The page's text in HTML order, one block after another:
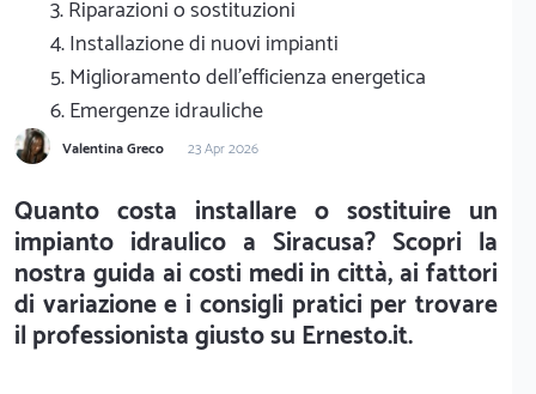
3. Riparazioni o sostituzioni
4. Installazione di nuovi impianti
5. Miglioramento dell'efficienza energetica
6. Emergenze idrauliche
Valentina Greco 23 Apr 2026
Quanto costa installare o sostituire un
impianto idraulico a Siracusa? Scopri la
nostra guida ai costi medi in città, ai fattori
di variazione e i consigli pratici per trovare
il professionista giusto su Ernesto.it.